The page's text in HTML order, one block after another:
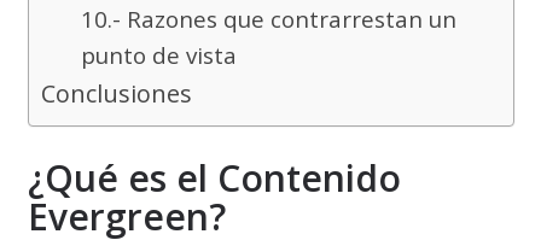
10.- Razones que contrarrestan un
punto de vista
Conclusiones
¿Qué es el Contenido
Evergreen?